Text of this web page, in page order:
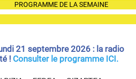
PROGRAMME DE LA SEMAINE
21 septembre 2026 : la radio
! Consulter le programme ICI.